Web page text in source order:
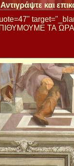
Αντιγράψτε και